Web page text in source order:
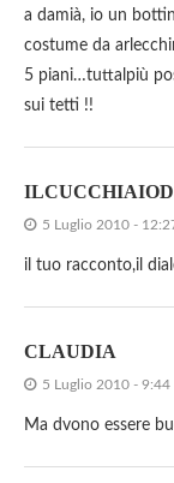
a damià, io un
costume da
5 piani…tuttalpiù
sui tetti !!
5 Luglio 2010 -
il tuo racconto,il
CLAUDIA
5 Luglio 2010 - 9:44
Ma dvono essere